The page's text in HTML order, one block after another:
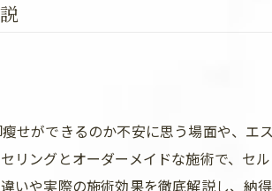
せができるのか不安に思う場面や、エ
リングとオーダーメイドな施術で、セ
いや実際の施術効果を徹底解説し、納